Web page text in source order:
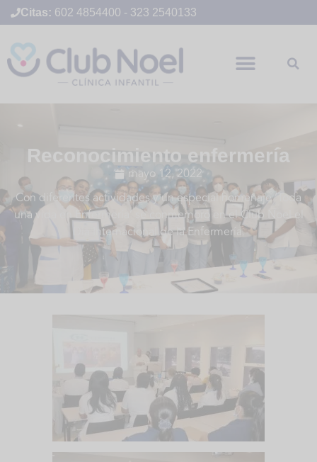
Citas: 602 4854400 - 323 2540133
Reconocimiento enfermería
mayo 12, 2022
Con diferentes actividades y un especial homenaje ‘Toda
una vida en Enfermería’ se conmemoró en el Club Noel el
Día Internacional de la Enfermería.